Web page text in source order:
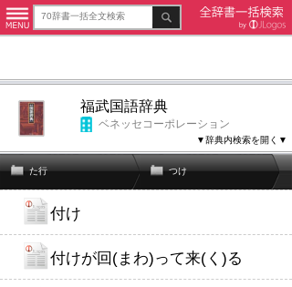
福武国語辞典
ベネッセコーポレーション
▼辞典内検索を開く▼
た行 つけ
付け
付けが回(まわ)って来(く)る